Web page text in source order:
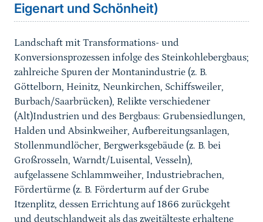
Eigenart und Schönheit)
Landschaft mit Transformations- und
Konversionsprozessen infolge des Steinkohlebergbaus;
zahlreiche Spuren der Montanindustrie (z. B.
Göttelborn, Heinitz, Neunkirchen, Schiffsweiler,
Burbach/Saarbrücken), Relikte verschiedener
(Alt)Industrien und des Bergbaus: Grubensiedlungen,
Halden und Absinkweiher, Aufbereitungsanlagen,
Stollenmundlöcher, Bergwerksgebäude (z. B. bei
Großrosseln, Warndt/Luisental, Vesseln),
aufgelassene Schlammweiher, Industriebrachen,
Fördertürme (z. B. Förderturm auf der Grube
Itzenplitz, dessen Errichtung auf 1866 zurückgeht
und deutschlandweit als das zweitälteste erhaltene